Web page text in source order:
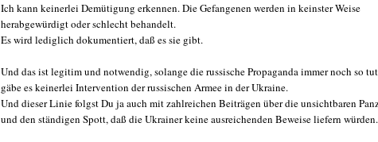
Ich kann keinerlei Demütigung erkennen. Die Gefangenen werden in keinster Weise
herabgewürdigt oder schlecht behandelt.
Es wird lediglich dokumentiert, daß es sie gibt.
Und das ist legitim und notwendig, solange die russische Propaganda immer noch so
gäbe es keinerlei Intervention der russischen Armee in der Ukraine.
Und dieser Linie folgst Du ja auch mit zahlreichen Beiträgen über die unsichtbaren
und den ständigen Spott, daß die Ukrainer keine ausreichenden Beweise liefern würden.